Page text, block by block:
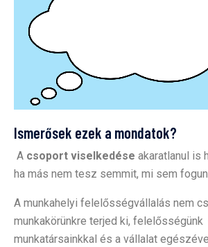
Ismerősek ezek a mondatok?
A csoport viselkedése akaratlanul is
ha más nem tesz semmit, mi sem
A munkahelyi felelősségvállalás nem
munkakörünkre terjed ki, felelősségünk
munkatársainkkal és a vállalat